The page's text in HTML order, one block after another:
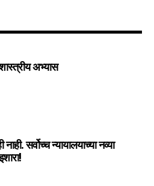
अभ्यास
सर्वोच्च न्यायालयाच्या नव्या